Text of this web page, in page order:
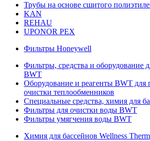
Трубы на основе сшитого
KAN
REHAU
UPONOR PEX
Фильтры Honeywell
Фильтры, средства и оборудование
BWT
Оборудование и реагенты BWT
очистки теплообменников
Специальные средства, химия для
Фильтры для очистки воды BWT
Фильтры умягчения воды BWT
Химия для бассейнов Wellness Therm